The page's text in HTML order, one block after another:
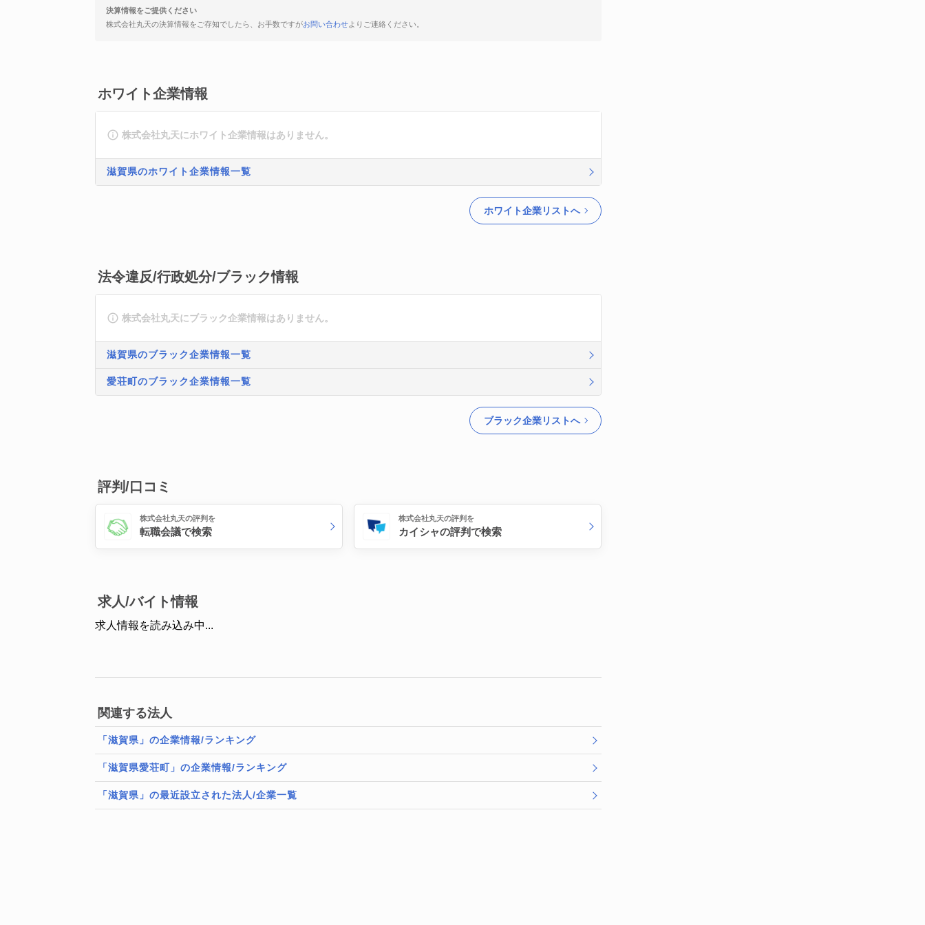
決算情報をご提供ください
株式会社丸天の決算情報をご存知でしたら、お手数ですがお問い合わせよりご連絡ください。
ホワイト企業情報
株式会社丸天にホワイト企業情報はありません。
滋賀県のホワイト企業情報一覧
ホワイト企業リストへ
法令違反/行政処分/ブラック情報
株式会社丸天にブラック企業情報はありません。
滋賀県のブラック企業情報一覧
愛荘町のブラック企業情報一覧
ブラック企業リストへ
評判/口コミ
株式会社丸天の評判を
転職会議で検索
株式会社丸天の評判を
カイシャの評判で検索
求人/バイト情報
求人情報を読み込み中...
関連する法人
「滋賀県」の企業情報/ランキング
「滋賀県愛荘町」の企業情報/ランキング
「滋賀県」の最近設立された法人/企業一覧